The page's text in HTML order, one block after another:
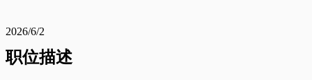
2026/6/2
职位描述